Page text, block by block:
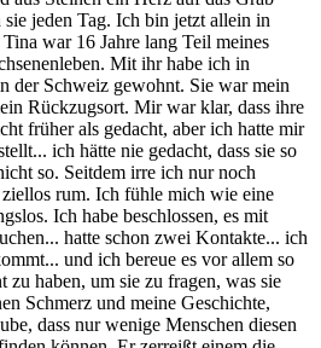
sie jeden Tag. Ich bin jetzt allein in
war 16 Jahre lang Teil meines
Mit ihr habe ich in
der Schweiz gewohnt. Sie war mein
Rückzugsort. Mir war klar, dass ihre
früher als gedacht, aber ich hatte mir
ich hätte nie gedacht, dass sie so
so. Seitdem irre ich nur noch
rum. Ich fühle mich wie eine
Ich habe beschlossen, es mit
hatte schon zwei Kontakte... ich
und ich bereue es vor allem so
zu haben, um sie zu fragen, was sie
Schmerz und meine Geschichte,
dass nur wenige Menschen diesen